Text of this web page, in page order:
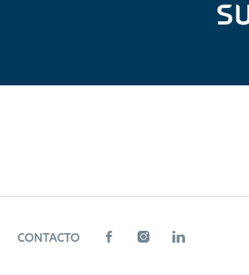
CONTACTO